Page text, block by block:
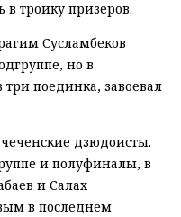
тройку призеров.
Сусламбеков
но в
поединка, завоевал
дзюдоисты.
и полуфиналы, в
и Салах
в последнем